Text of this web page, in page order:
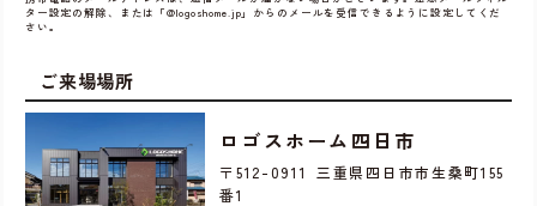
ター設定の解除、または「@logoshome.jp」からのメールを受信できるように設定してくだ
さい。
ご来場場所
ロゴスホーム四日市
〒512-0911 三重県四日市市生桑町155
番1